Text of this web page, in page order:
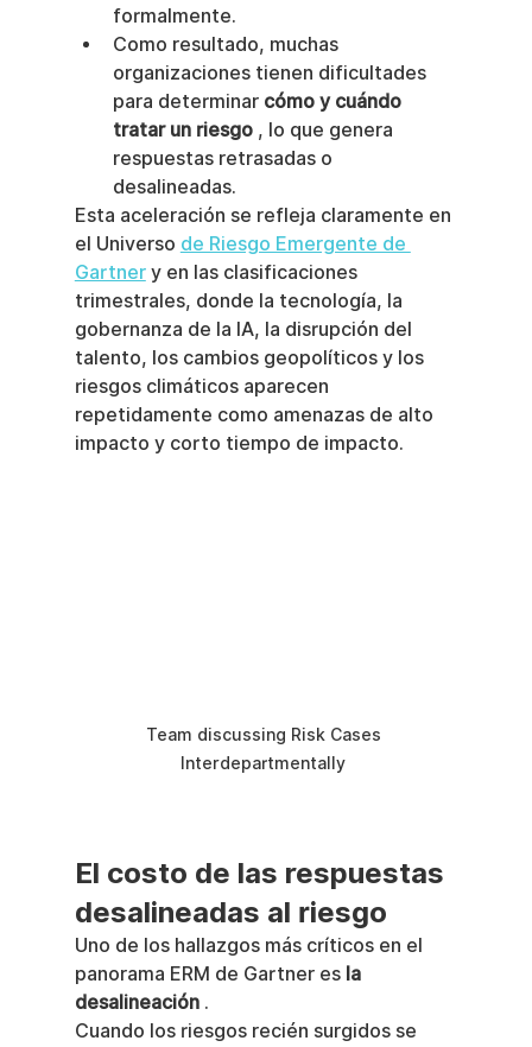
formalmente.
Como resultado, muchas
organizaciones tienen dificultades
para determinar cómo y cuándo
tratar un riesgo , lo que genera
respuestas retrasadas o
desalineadas.
Esta aceleración se refleja claramente en
el Universo de Riesgo Emergente de
Gartner y en las clasificaciones
trimestrales, donde la tecnología, la
gobernanza de la IA, la disrupción del
talento, los cambios geopolíticos y los
riesgos climáticos aparecen
repetidamente como amenazas de alto
impacto y corto tiempo de impacto.
Team discussing Risk Cases
Interdepartmentally
El costo de las respuestas
desalineadas al riesgo
Uno de los hallazgos más críticos en el
panorama ERM de Gartner es la
desalineación .
Cuando los riesgos recién surgidos se